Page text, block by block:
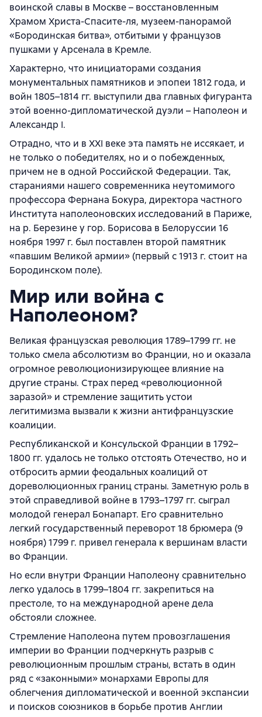
воинской славы в Москве – восстановленным
Храмом Христа-Спасите-ля, музеем-панорамой
«Бородинская битва», отбитыми у французов
пушками у Арсенала в Кремле.
Характерно, что инициаторами создания
монументальных памятников и эпопеи 1812 года, и
войн 1805–1814 гг. выступили два главных фигуранта
этой военно-дипломатической дуэли – Наполеон и
Александр I.
Отрадно, что и в XXI веке эта память не иссякает, и
не только о победителях, но и о побежденных,
причем не в одной Российской Федерации. Так,
стараниями нашего современника неутомимого
профессора Фернана Бокура, директора частного
Института наполеоновских исследований в Париже,
на р. Березине у гор. Борисова в Белоруссии 16
ноября 1997 г. был поставлен второй памятник
«павшим Великой армии» (первый с 1913 г. стоит на
Бородинском поле).
Мир или война с
Наполеоном?
Великая французская революция 1789–1799 гг. не
только смела абсолютизм во Франции, но и оказала
огромное революционизирующее влияние на
другие страны. Страх перед «революционной
заразой» и стремление защитить устои
легитимизма вызвали к жизни антифранцузские
коалиции.
Республиканской и Консульской Франции в 1792–
1800 гг. удалось не только отстоять Отечество, но и
отбросить армии феодальных коалиций от
дореволюционных границ страны. Заметную роль в
этой справедливой войне в 1793–1797 гг. сыграл
молодой генерал Бонапарт. Его сравнительно
легкий государственный переворот 18 брюмера (9
ноября) 1799 г. привел генерала к вершинам власти
во Франции.
Но если внутри Франции Наполеону сравнительно
легко удалось в 1799–1804 гг. закрепиться на
престоле, то на международной арене дела
обстояли сложнее.
Стремление Наполеона путем провозглашения
империи во Франции подчеркнуть разрыв с
революционным прошлым страны, встать в один
ряд с «законными» монархами Европы для
облегчения дипломатической и военной экспансии
и поисков союзников в борьбе против Англии